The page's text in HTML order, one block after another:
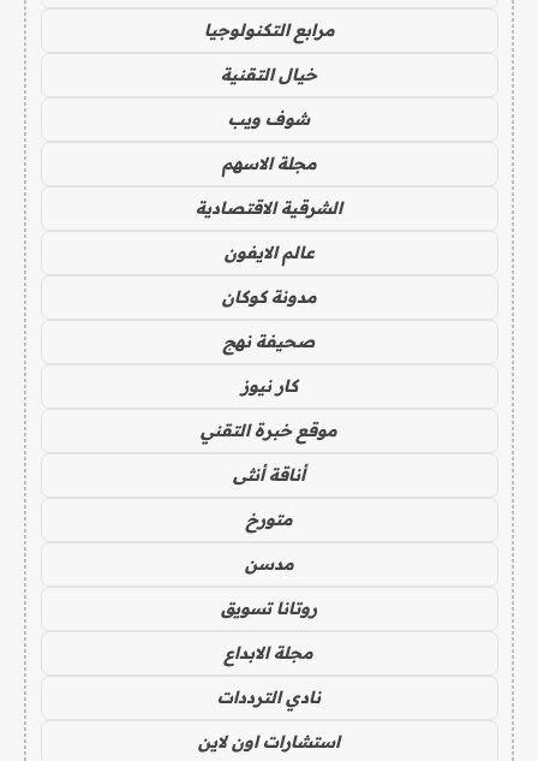
مرابع التكنولوجيا
خيال التقنية
شوف ويب
مجلة الاسهم
الشرقية الاقتصادية
عالم الايفون
مدونة كوكان
صحيفة نهج
كار نيوز
موقع خبرة التقني
أناقة أنثى
متورخ
مدسن
روتانا تسويق
مجلة الابداع
نادي الترددات
استشارات اون لاين